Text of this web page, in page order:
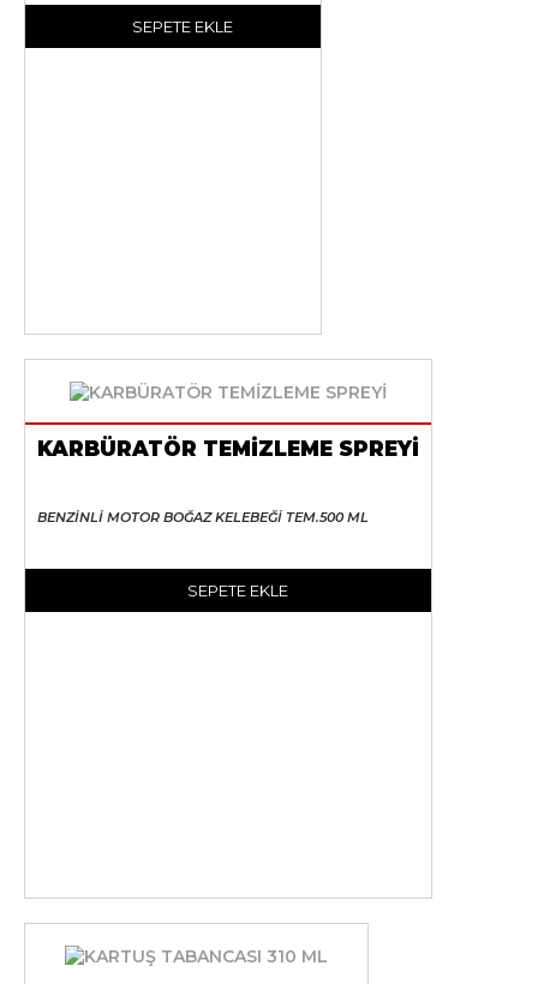
SEPETE EKLE
KARBÜRATÖR TEMİZLEME SPREYİ
BENZİNLİ MOTOR BOĞAZ KELEBEĞİ TEM.500 ML
SEPETE EKLE